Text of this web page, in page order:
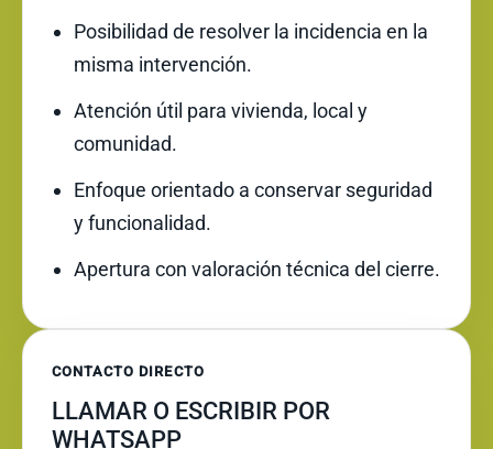
Posibilidad de resolver la incidencia en la
misma intervención.
Atención útil para vivienda, local y
comunidad.
Enfoque orientado a conservar seguridad
y funcionalidad.
Apertura con valoración técnica del cierre.
CONTACTO DIRECTO
LLAMAR O ESCRIBIR POR
WHATSAPP